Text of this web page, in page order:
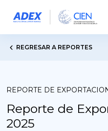
REGRESAR A REPORTES
REPORTE DE
Reporte de
2025